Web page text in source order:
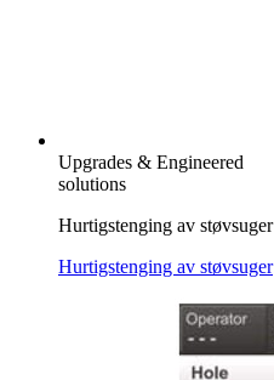
Upgrades & Engineered
solutions
Hurtigstenging av støvsuger
Hurtigstenging av støvsuger